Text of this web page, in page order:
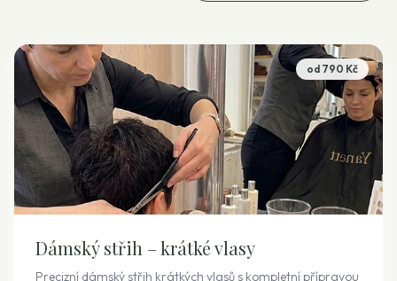
od 790 Kč
Dámský střih – krátké vlasy
Precizní dámský střih krátkých vlasů s kompletní přípravou